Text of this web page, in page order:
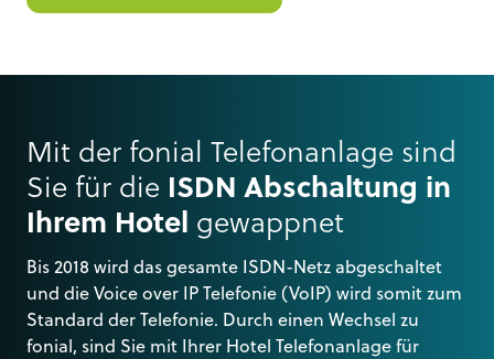
Mit der fonial Telefonanlage sind
Sie für die ISDN Abschaltung in
Ihrem Hotel gewappnet
Bis 2018 wird das gesamte ISDN-Netz abgeschaltet
und die Voice over IP Telefonie (VoIP) wird somit zum
Standard der Telefonie. Durch einen Wechsel zu
fonial, sind Sie mit Ihrer Hotel Telefonanlage für